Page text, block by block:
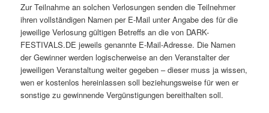
Zur Teilnahme an solchen Verlosungen senden die Teilnehmer
ihren vollständigen Namen per E-Mail unter Angabe des für die
jeweilige Verlosung gültigen Betreffs an die von DARK-
FESTIVALS.DE jeweils genannte E-Mail-Adresse. Die Namen
der Gewinner werden logischerweise an den Veranstalter der
jeweiligen Veranstaltung weiter gegeben – dieser muss ja wissen,
wen er kostenlos hereinlassen soll beziehungsweise für wen er
sonstige zu gewinnende Vergünstigungen bereithalten soll.